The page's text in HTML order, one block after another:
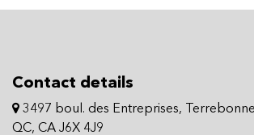
Contact details
3497 boul. des Entreprises,
QC, CA J6X 4J9